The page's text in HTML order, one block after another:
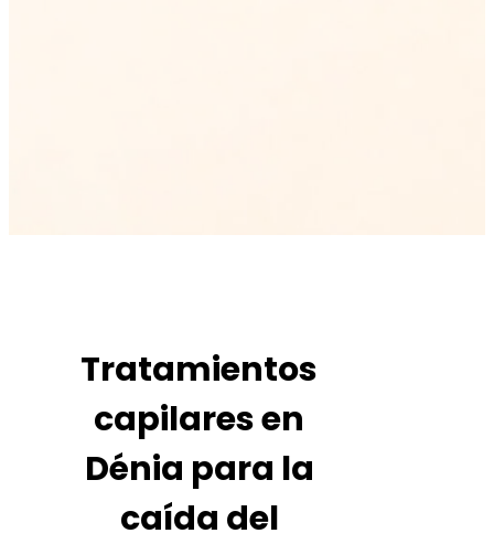
Tratamientos
capilares en
Dénia para la
caída del